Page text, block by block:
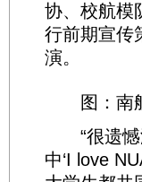
协、校航模
行前期宣传
演。
图：南航
“很遗憾
中‘I love